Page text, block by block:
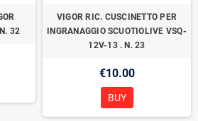
32
VIGOR RIC. CUSCINETTO PER
INGRANAGGIO SCUOTIOLIVE VSQ-
12V-13 . N. 23
€10.00
BUY